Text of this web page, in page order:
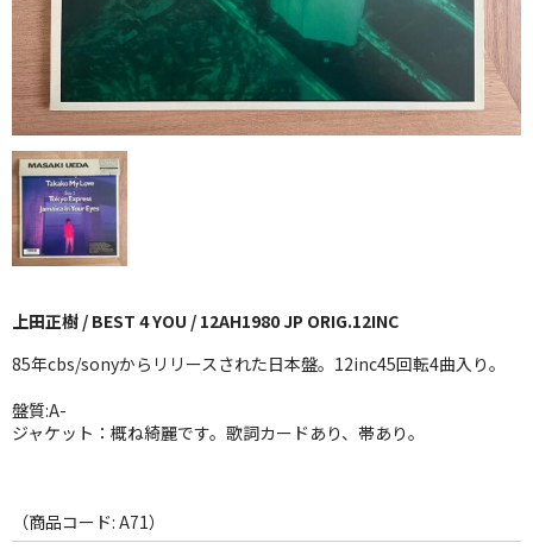
全商品
JAZZ-US
BLUE NOTE
JAZZ-EU
JAZZ-JP
J-POP
FOLK,SSW
その他
上田正樹 / BEST 4 YOU / 12AH1980 JP ORIG.12INC
85年cbs/sonyからリリースされた日本盤。12inc45回転4曲入り。
盤質:A-
ジャケット：概ね綺麗です。歌詞カードあり、帯あり。
（商品コード: A71）